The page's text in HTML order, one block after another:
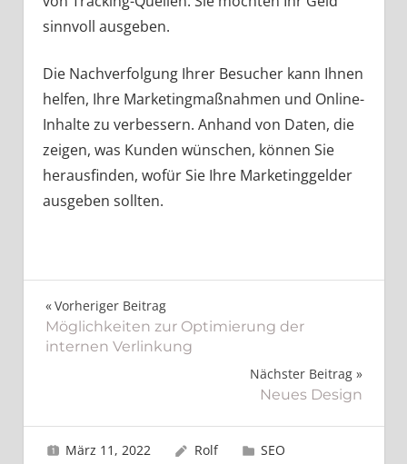
sinnvoll ausgeben.
Die Nachverfolgung Ihrer Besucher kann Ihnen
helfen, Ihre Marketingmaßnahmen und Online-
Inhalte zu verbessern. Anhand von Daten, die
zeigen, was Kunden wünschen, können Sie
herausfinden, wofür Sie Ihre Marketinggelder
ausgeben sollten.
Beitragsnavigation
Vorheriger Beitrag
Möglichkeiten zur Optimierung der
internen Verlinkung
Nächster Beitrag
Neues Design
März 11, 2022 Rolf SEO